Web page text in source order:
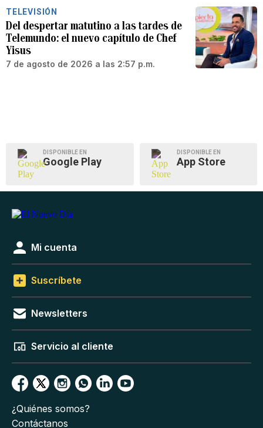
TELEVISIÓN
Del despertar matutino a las tardes de
Telemundo: el nuevo capítulo de Chef
Yisus
7 de agosto de 2026 a las 2:57 p.m.
DISPONIBLE EN
Google Play
DISPONIBLE EN
App Store
Mi cuenta
Suscríbete
Newsletters
Servicio al cliente
¿Quiénes somos?
Contáctanos